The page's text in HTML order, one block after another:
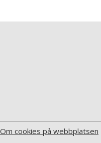
Om cookies på webbplatsen